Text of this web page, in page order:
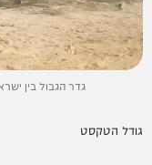
גדר הגבול בין
גודל הטקסט